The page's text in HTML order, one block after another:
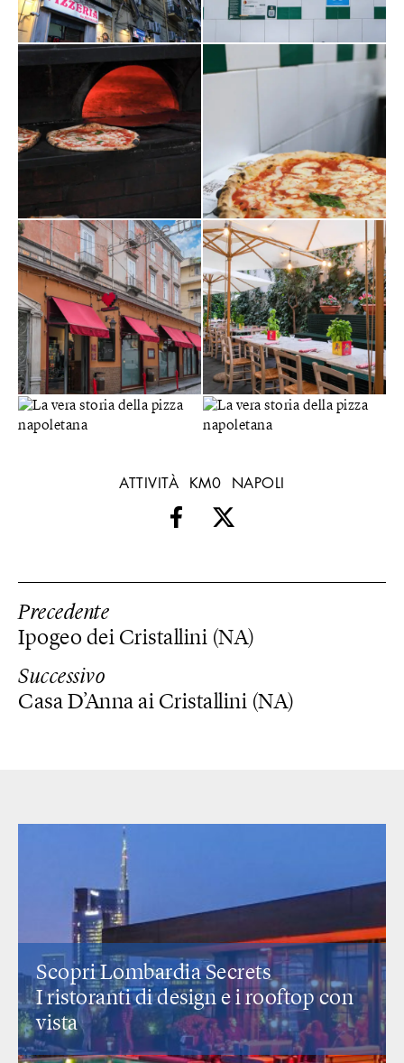
ATTIVITÀ KM0 NAPOLI
Precedente
Ipogeo dei Cristallini (NA)
Successivo
Casa D’Anna ai Cristallini (NA)
Scopri Lombardia Secrets
I ristoranti di design e i rooftop con
vista